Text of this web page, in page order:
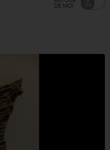
DE MOI